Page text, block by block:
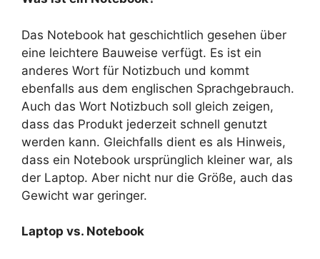
Das Notebook hat geschichtlich gesehen über
eine leichtere Bauweise verfügt. Es ist ein
anderes Wort für Notizbuch und kommt
ebenfalls aus dem englischen Sprachgebrauch.
Auch das Wort Notizbuch soll gleich zeigen,
dass das Produkt jederzeit schnell genutzt
werden kann. Gleichfalls dient es als Hinweis,
dass ein Notebook ursprünglich kleiner war, als
der Laptop. Aber nicht nur die Größe, auch das
Gewicht war geringer.
Laptop vs. Notebook